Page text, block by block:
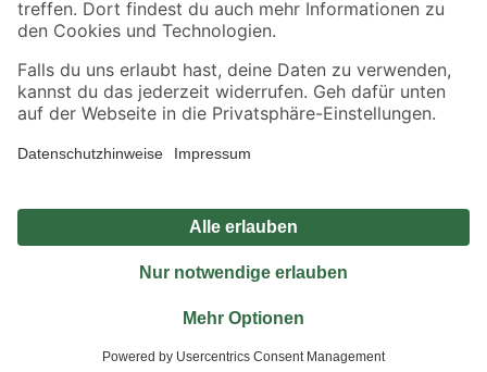
Alle Preisangaben in EUR inkl. gesetzl. MwSt.. Die dargestellten Angebote sind unter
Umständen nicht in allen Märkten verfügbar. Die angegebenen Verfügbarkeiten beziehen
Produkte nur solange der Vorrat reicht.
*Paketversand ab 59 € versandkostenfrei, gilt nicht für Artikel mit Speditionsversand, hier
Privatsphäre Impressum
Nutzungsbedingungen
Widerrufsrecht
Vertrag widerrufen
© 2026 toom Baumarkt GmbH